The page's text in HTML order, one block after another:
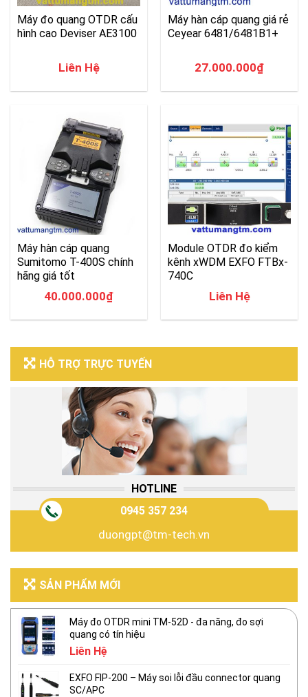
Máy đo quang OTDR cấu
hình cao Deviser AE3100
Liên Hệ
Máy hàn cáp quang giá rẻ
Ceyear 6481/6481B1+
27.000.000₫
Máy hàn cáp quang
Sumitomo T-400S chính
hãng giá tốt
40.000.000₫
Module OTDR đo kiểm
kênh xWDM EXFO FTBx-
740C
Liên Hệ
HỖ TRỢ TRỰC TUYẾN
HOTLINE
0945 357 234
duongpt@tm-tech.vn
SẢN PHẨM MỚI
Máy đo OTDR mini TM-52D - đa năng, đo sợi
quang có tín hiệu
Liên Hệ
EXFO FIP-200 – Máy soi lỗi đầu connector quang
SC/APC